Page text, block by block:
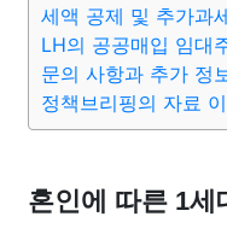
종교 사회 정치 건
부동산 외국어 교육
세액 공제 및 추가과
LH의 공공매입 임대
문의 사항과 추가 정
정책브리핑의 자료
혼인에 따른 1세